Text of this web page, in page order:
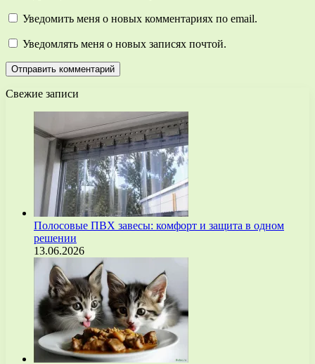
Уведомить меня о новых комментариях по email.
Уведомлять меня о новых записях почтой.
Свежие записи
Полосовые ПВХ завесы: комфорт и защита в одном
решении
13.06.2026